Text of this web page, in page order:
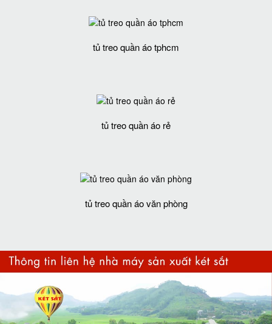
tủ treo quần áo tphcm
tủ treo quần áo rẻ
tủ treo quần áo văn phòng